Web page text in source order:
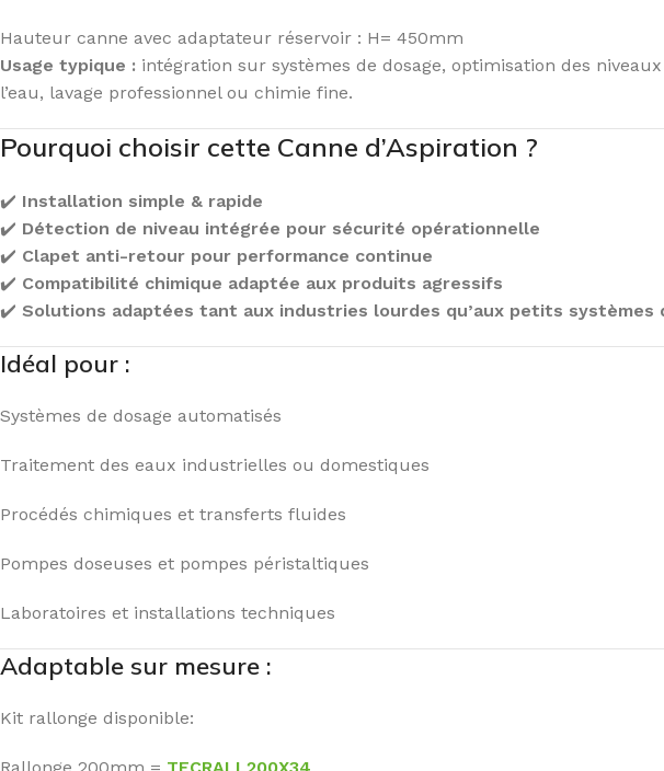
Hauteur canne avec adaptateur réservoir : H= 450mm
Usage typique : intégration sur systèmes de dosage, optimisation des
l’eau, lavage professionnel ou chimie fine.
Pourquoi choisir cette Canne d’Aspiration ?
✔️ Installation simple & rapide
✔️ Détection de niveau intégrée pour sécurité opérationnelle
✔️ Clapet anti-retour pour performance continue
✔️ Compatibilité chimique adaptée aux produits agressifs
✔️ Solutions adaptées tant aux industries lourdes qu’aux petits systèmes
Idéal pour :
Systèmes de dosage automatisés
Traitement des eaux industrielles ou domestiques
Procédés chimiques et transferts fluides
Pompes doseuses et pompes péristaltiques
Laboratoires et installations techniques
Adaptable sur mesure :
Kit rallonge disponible: